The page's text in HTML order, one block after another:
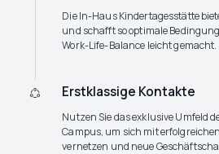
Die In-Haus Kindertagesstätte
und schafft so optimale
Work-Life-Balance leicht gemacht.
Erstklassige Kontakte
Nutzen Sie das exklusive Umfeld
Campus, um sich mit
vernetzen und neue